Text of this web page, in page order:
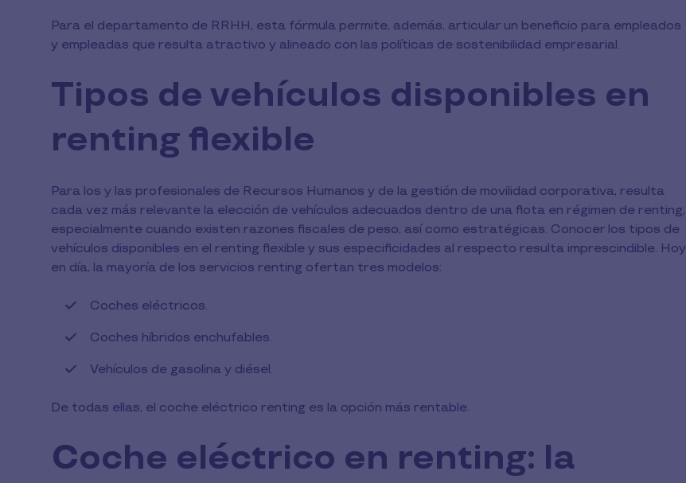
Para el departamento de RRHH, esta fórmula permite, además, articular un beneficio para empleados
y empleadas que resulta atractivo y alineado con las políticas de sostenibilidad empresarial.
Tipos de vehículos disponibles en
renting flexible
Para los y las profesionales de Recursos Humanos y de la gestión de movilidad corporativa, resulta
cada vez más relevante la elección de vehículos adecuados dentro de una flota en régimen de renting,
especialmente cuando existen razones fiscales de peso, así como estratégicas. Conocer los tipos de
vehículos disponibles en el renting flexible y sus especificidades al respecto resulta imprescindible. Hoy
en día, la mayoría de los servicios renting ofertan tres modelos:
Coches eléctricos.
Coches híbridos enchufables.
Vehículos de gasolina y diésel.
De todas ellas, el coche eléctrico renting es la opción más rentable.
Coche eléctrico en renting: la